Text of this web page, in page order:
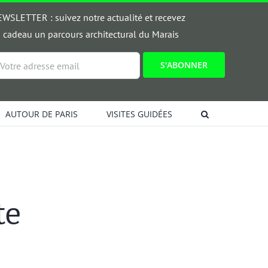
: suivez notre actualité et recevez
cadeau un parcours architectural du Marais
AUTOUR DE PARIS VISITES GUIDÉES